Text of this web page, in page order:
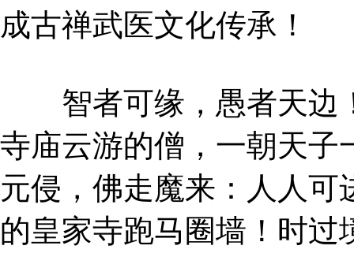
成古禅武医文化传承！
智者可缘，愚者天边
寺庙云游的僧，一朝天子
元侵，佛走魔来：人人
的皇家寺跑马圈墙！时过